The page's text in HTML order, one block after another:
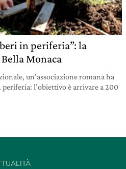
in periferia”: la
Monaca
un’associazione romana ha
l’obiettivo è arrivare a 200